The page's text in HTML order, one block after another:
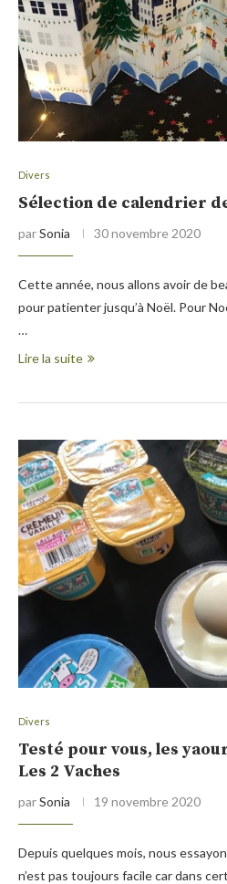
Divers
Sélection de calendrier
parSonia 30 novembre 2020
Cette année, nous allons avoir de
pour patienter jusqu’à Noël. Pour
…
Lire la suite
Divers
Testé pour vous, les
Les 2 Vaches
parSonia 19 novembre 2020
Depuis quelques mois, nous
n’est pas toujours facile car dans